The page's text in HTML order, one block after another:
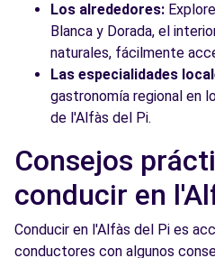
Los alrededores:
Blanca y Dorada, el
naturales, fácilmente
Las especialidades
gastronomía regional en
de l'Alfàs del Pi.
Consejos
conducir en
Conducir en l'Alfàs del Pi es
conductores con algunos